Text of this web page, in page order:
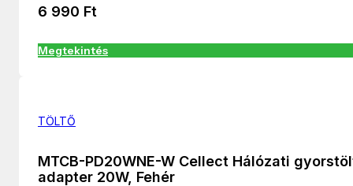
6 990 Ft
Megtekintés
TÖLTŐ
MTCB-PD20WNE-W Cellect Hálózati
adapter 20W, Fehér